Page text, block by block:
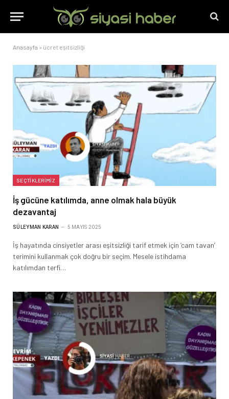
Anasayfa » ücret eşitsizliği
SEÇTIKLERIMIZ
İş gücüne katılımda, anne olmak hala büyük
dezavantaj
SÜLEYMAN KARAN 5 MAYIS 2025
İş hayatında cinsiyetler arası eşitsizliği tarif etmek için ‘cam tavan’
terimini kullanmak çok doğru bir seçim. Mesele istihdama
katılımdan terfi…